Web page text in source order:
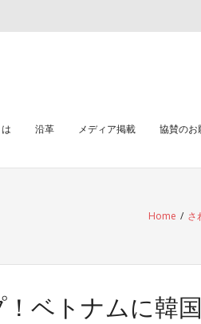
沿革 メディア掲載 協賛のお
Home / さ
ベトナムに韓